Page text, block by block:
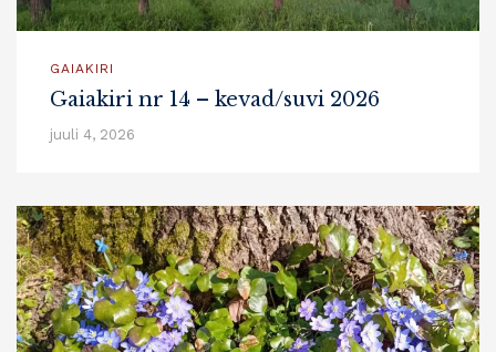
GAIAKIRI
Gaiakiri nr 14 – kevad/suvi 2026
juuli 4, 2026